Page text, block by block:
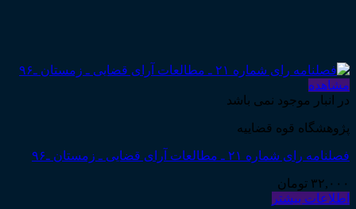
مشاهده
در انبار موجود نمی باشد
پژوهشگاه قوه قضاییه
فصلنامه رای شماره ۲۱ ـ مطالعات آرای قضایی ـ زمستان ـ۹۶
۳۲,۰۰۰ تومان
اطلاعات بیشتر